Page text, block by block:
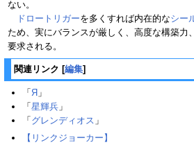
ない。
ドロートリガーを多くすれば内在的なシー
ため、実にバランスが厳しく、高度な構築力、
要求される。
関連リンク [編集]
「Я 」
「星輝兵 」
「グレンディオス 」
【リンクジョーカー】